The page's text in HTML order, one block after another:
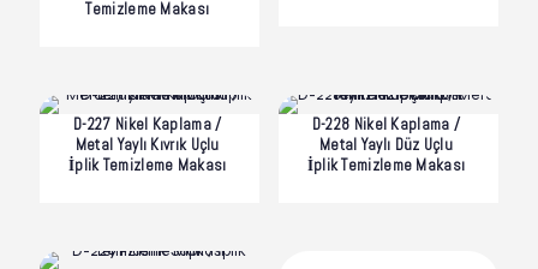
Temizleme Makası
D-227 Nikel Kaplama /
Metal Yaylı Kıvrık Uçlu
İplik Temizleme Makası
D-228 Nikel Kaplama /
Metal Yaylı Düz Uçlu
İplik Temizleme Makası